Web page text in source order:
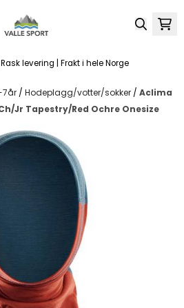
levering | Frakt i hele Norge
7år / Hodeplagg/votter/sokker / Aclima
Jr Tapestry/Red Ochre Onesize